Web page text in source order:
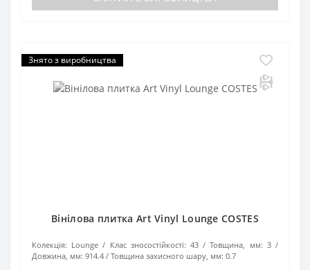
Знято з виробництва
Вінілова плитка Art Vinyl Lounge COSTES
Колекція: Lounge Клас зносостійкості: 43 Товщина, мм: 3
Довжина, мм: 914.4 Товщина захисного шару, мм: 0.7